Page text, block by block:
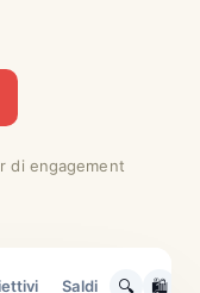
di engagement
Saldi 🔍 🛍️